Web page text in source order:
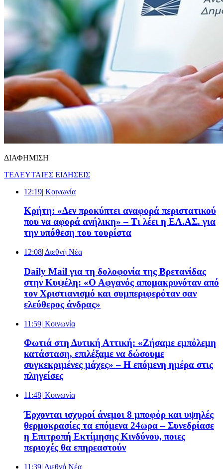
ΔΙΑΦΗΜΙΣΗ
ΤΕΛΕΥΤΑΙΕΣ ΕΙΔΗΣΕΙΣ
12:19| Κοινωνία
Κρήτη: «Δεν προκύπτει αναφορά περιστατικού
που να αφορά ανήλικη» – Τι λέει η ΕΛ.ΑΣ. για
την υπόθεση του τουρίστα
12:08| Διεθνή Νέα
Daily Mail για τη δολοφονία της Βρετανίδας
στην Κυψέλη: «Ο Αφγανός απομακρυνόταν από
τον Χριστιανισμό και συμπεριφερόταν σαν
ελεύθερος άνδρας»
11:59| Κοινωνία
Φωτιά στη Δυτική Αττική: «Ζήσαμε εμπόλεμη
κατάσταση, επιλέξαμε να δώσουμε
συγκεκριμένες μάχες» – Η επόμενη ημέρα στις
πληγείσες
11:48| Κοινωνία
Έρχονται ισχυροί άνεμοι 8 μποφόρ και υψηλές
θερμοκρασίες τα επόμενα 24ωρα – Συνεδρίασε
η Επιτροπή Εκτίμησης Κινδύνου, ποιες
περιοχές θα επηρεαστούν
11:39| Διεθνή Νέα